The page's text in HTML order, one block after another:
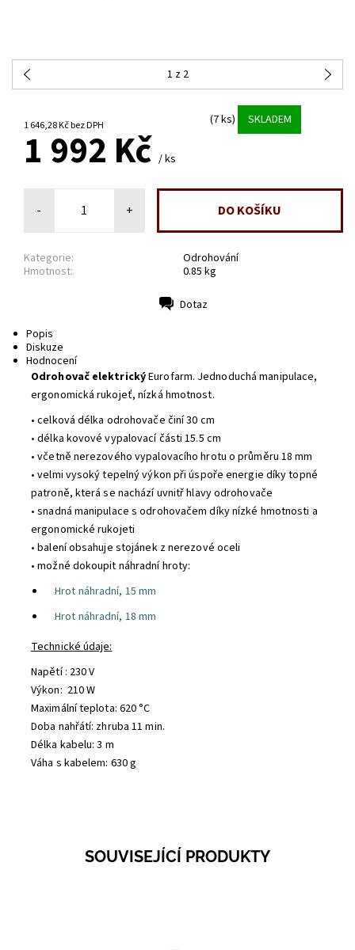
1 z 2
1 646,28 Kč bez DPH (7 ks) SKLADEM
1 992 Kč / ks
- +
Kategorie:
Odrohování
Hmotnost:
0.85 kg
Dotaz
Popis
Diskuze
Hodnocení
Odrohovač elektrickýEurofarm. Jednoduchá manipulace,
ergonomická rukojeť, nízká hmotnost.
• celková délka odrohovače činí 30 cm
• délka kovové vypalovací části 15.5 cm
• včetně nerezového vypalovacího hrotu o průměru 18 mm
• velmi vysoký tepelný výkon při úspoře energie díky topné
patroně, která se nachází uvnitř hlavy odrohovače
• snadná manipulace s odrohovačem díky nízké hmotnosti a
ergonomické rukojeti
• balení obsahuje stojánek z nerezové oceli
• možné dokoupit náhradní hroty:
Hrot náhradní, 15 mm
Hrot náhradní, 18 mm
Technické údaje:
Napětí : 230 V
Výkon: 210 W
Maximální teplota: 620 °C
Doba nahřátí: zhruba 11 min.
Délka kabelu: 3 m
Váha s kabelem: 630 g
SOUVISEJÍCÍ PRODUKTY